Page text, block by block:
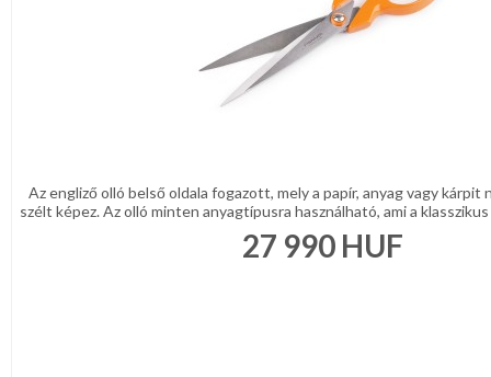
Az engliző olló belső oldala fogazott, mely a papír, anyag vagy kárpit
szélt képez. Az olló minten anyagtípusra használható, ami a
27 990 HUF